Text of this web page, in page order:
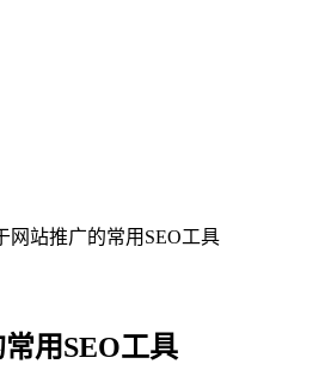
网站推广的常用SEO工具
用SEO工具